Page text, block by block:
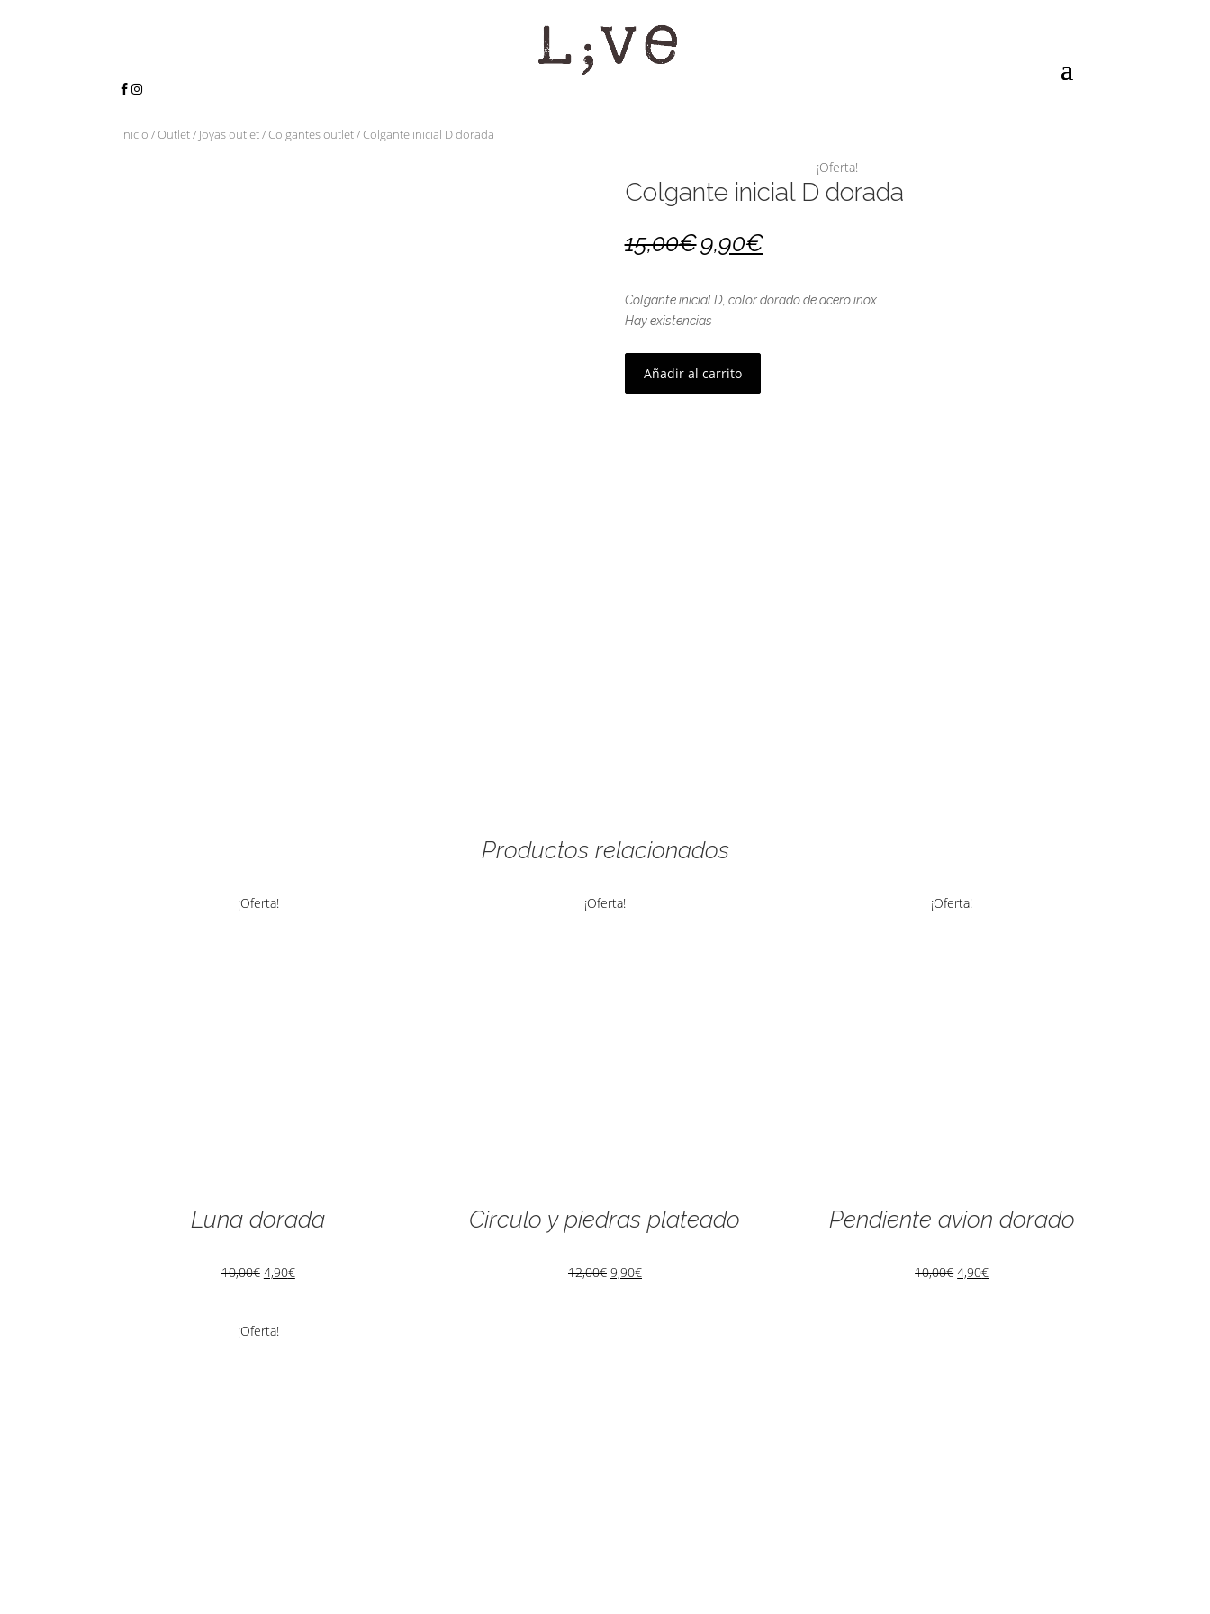
Inicio /Outlet/ Joyas outlet/ Colgantes outlet/ Colgante inicial D dorada
¡Oferta!
Colgante inicial D dorada
15,00€9,90€
Colgante inicial D, color dorado de acero inox.
Hay existencias
Añadir al carrito
Productos relacionados
¡Oferta!
Luna dorada
10,00€ 4,90€
¡Oferta!
Circulo y piedras plateado
12,00€ 9,90€
¡Oferta!
Pendiente avion dorado
10,00€ 4,90€
¡Oferta!